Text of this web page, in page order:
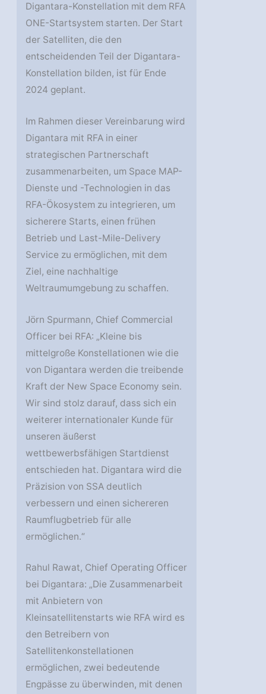
Digantara-Konstellation mit dem RFA
ONE-Startsystem starten. Der Start
der Satelliten, die den
entscheidenden Teil der Digantara-
Konstellation bilden, ist für Ende
2024 geplant.
Im Rahmen dieser Vereinbarung wird
Digantara mit RFA in einer
strategischen Partnerschaft
zusammenarbeiten, um Space MAP-
Dienste und -Technologien in das
RFA-Ökosystem zu integrieren, um
sicherere Starts, einen frühen
Betrieb und Last-Mile-Delivery
Service zu ermöglichen, mit dem
Ziel, eine nachhaltige
Weltraumumgebung zu schaffen.
Jörn Spurmann, Chief Commercial
Officer bei RFA: „Kleine bis
mittelgroße Konstellationen wie die
von Digantara werden die treibende
Kraft der New Space Economy sein.
Wir sind stolz darauf, dass sich ein
weiterer internationaler Kunde für
unseren äußerst
wettbewerbsfähigen Startdienst
entschieden hat. Digantara wird die
Präzision von SSA deutlich
verbessern und einen sichereren
Raumflugbetrieb für alle
ermöglichen.“
Rahul Rawat, Chief Operating Officer
bei Digantara: „Die Zusammenarbeit
mit Anbietern von
Kleinsatellitenstarts wie RFA wird es
den Betreibern von
Satellitenkonstellationen
ermöglichen, zwei bedeutende
Engpässe zu überwinden, mit denen